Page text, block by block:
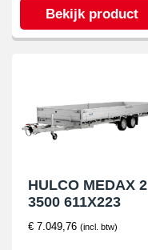
Bekijk product
HULCO MEDAX 2
3500 611X223
€ 7.049,76 (incl. btw)